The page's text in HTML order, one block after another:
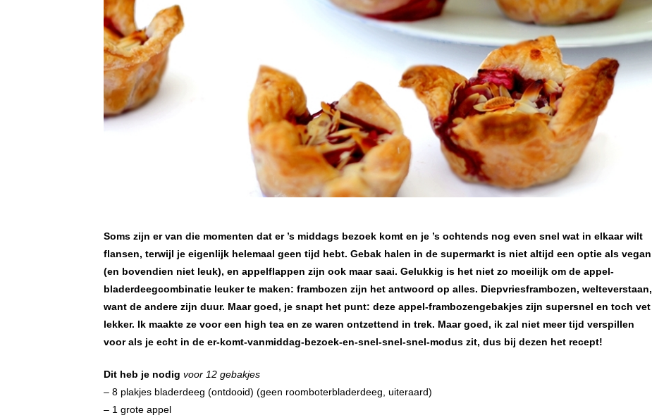
Soms zijn er van die momenten dat er ’s middags bezoek komt en je ’s ochtends nog even snel wat in elkaar wilt
flansen, terwijl je eigenlijk helemaal geen tijd hebt. Gebak halen in de supermarkt is niet altijd een optie als vegan
(en bovendien niet leuk), en appelflappen zijn ook maar saai. Gelukkig is het niet zo moeilijk om de appel-
bladerdeegcombinatie leuker te maken: frambozen zijn het antwoord op alles. Diepvriesframbozen, welteverstaan,
want de andere zijn duur. Maar goed, je snapt het punt: deze appel-frambozengebakjes zijn supersnel en toch vet
lekker. Ik maakte ze voor een high tea en ze waren ontzettend in trek. Maar goed, ik zal niet meer tijd verspillen
voor als je echt in de er-komt-vanmiddag-bezoek-en-snel-snel-snel-modus zit, dus bij dezen het recept!
Dit heb je nodig voor 12 gebakjes
– 8 plakjes bladerdeeg (ontdooid) (geen roomboterbladerdeeg, uiteraard)
– 1 grote appel